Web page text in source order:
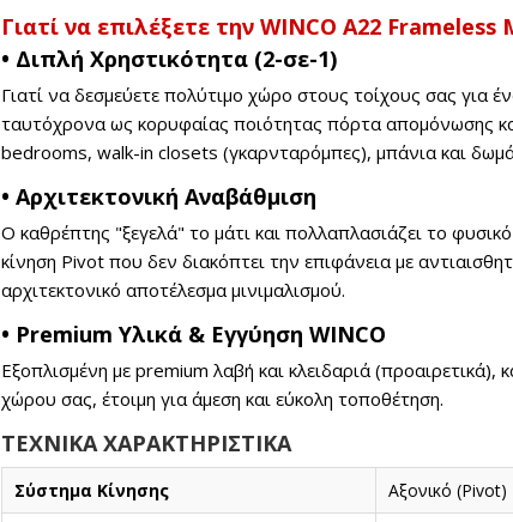
Γιατί να επιλέξετε την WINCO A22 Frameless
• Διπλή Χρηστικότητα (2-σε-1)
Γιατί να δεσμεύετε πολύτιμο χώρο στους τοίχους σας για
ταυτόχρονα ως κορυφαίας ποιότητας πόρτα απομόνωσης
bedrooms, walk-in closets (γκαρνταρόμπες), μπάνια και
• Αρχιτεκτονική Αναβάθμιση
Ο καθρέπτης "ξεγελά" το μάτι και πολλαπλασιάζει το
κίνηση Pivot που δεν διακόπτει την επιφάνεια με
αρχιτεκτονικό αποτέλεσμα μινιμαλισμού.
• Premium Υλικά & Εγγύηση WINCO
Εξοπλισμένη με premium λαβή και κλειδαριά (προαιρετικά),
χώρου σας, έτοιμη για άμεση και εύκολη τοποθέτηση.
ΤΕΧΝΙΚΑ ΧΑΡΑΚΤΗΡΙΣΤΙΚΑ
Σύστημα Κίνησης
Αξονικό (Pivot)